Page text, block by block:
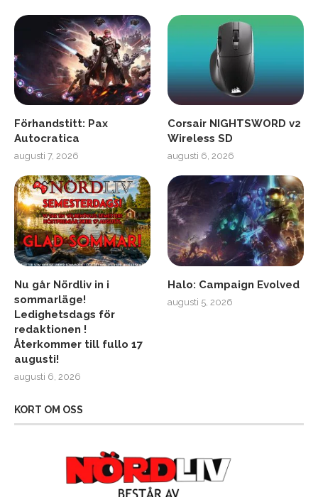
Förhandstitt: Pax
Autocratica
augusti 7, 2026
Corsair NIGHTSWORD v2
Wireless SD
augusti 6, 2026
Nu går Nördliv in i
sommarläge!
Ledighetsdags för
redaktionen !
Återkommer till fullo 17
augusti!
augusti 6, 2026
Halo: Campaign Evolved
augusti 5, 2026
KORT OM OSS